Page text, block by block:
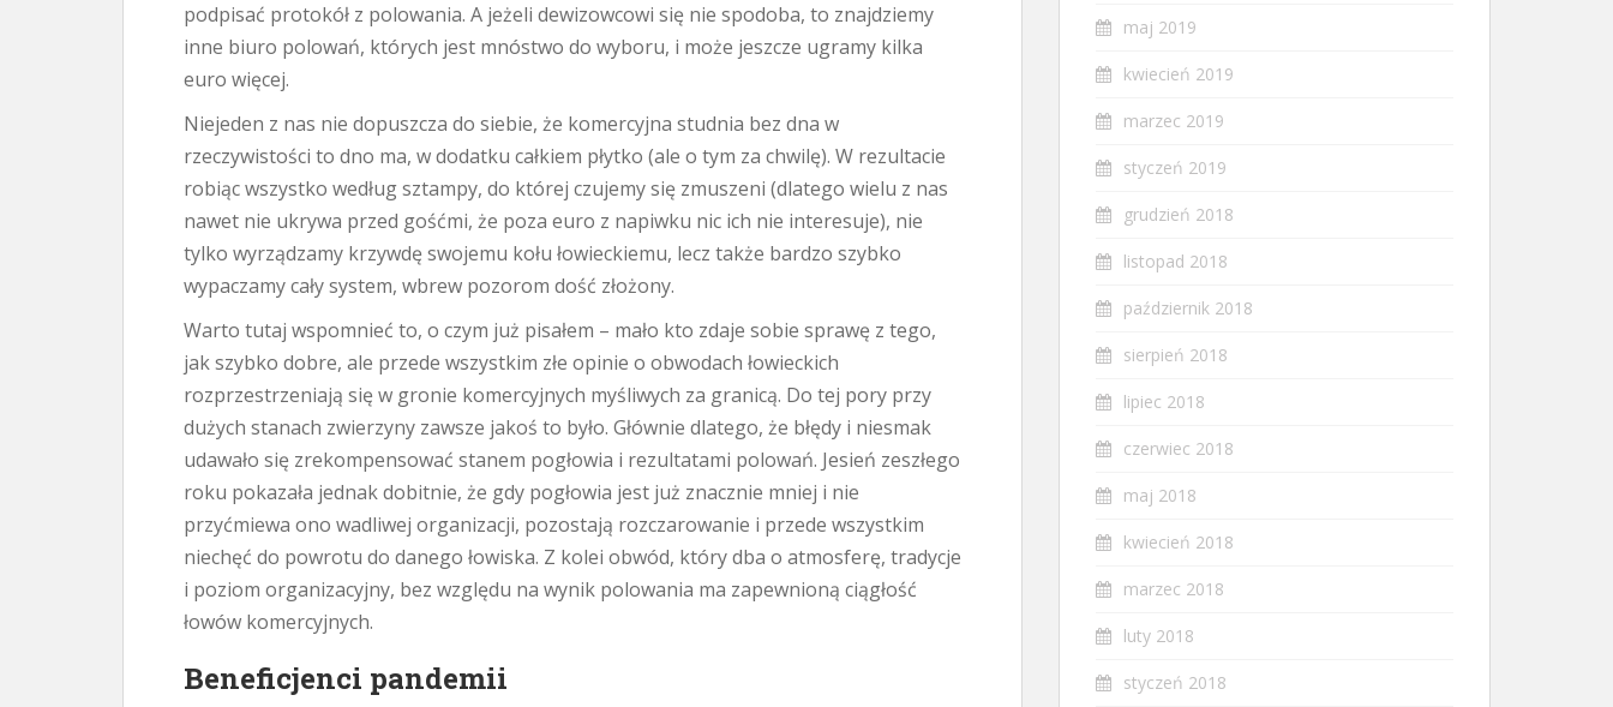
podpisać protokół z polowania. A jeżeli dewizowcowi się nie spodoba, to znajdziemy
inne biuro polowań, których jest mnóstwo do wyboru, i może jeszcze ugramy kilka
euro więcej.
Niejeden z nas nie dopuszcza do siebie, że komercyjna studnia bez dna w
rzeczywistości to dno ma, w dodatku całkiem płytko (ale o tym za chwilę). W rezultacie
robiąc wszystko według sztampy, do której czujemy się zmuszeni (dlatego wielu z nas
nawet nie ukrywa przed gośćmi, że poza euro z napiwku nic ich nie interesuje), nie
tylko wyrządzamy krzywdę swojemu kołu łowieckiemu, lecz także bardzo szybko
wypaczamy cały system, wbrew pozorom dość złożony.
Warto tutaj wspomnieć to, o czym już pisałem – mało kto zdaje sobie sprawę z tego,
jak szybko dobre, ale przede wszystkim złe opinie o obwodach łowieckich
rozprzestrzeniają się w gronie komercyjnych myśliwych za granicą. Do tej pory przy
dużych stanach zwierzyny zawsze jakoś to było. Głównie dlatego, że błędy i niesmak
udawało się zrekompensować stanem pogłowia i rezultatami polowań. Jesień zeszłego
roku pokazała jednak dobitnie, że gdy pogłowia jest już znacznie mniej i nie
przyćmiewa ono wadliwej organizacji, pozostają rozczarowanie i przede wszystkim
niechęć do powrotu do danego łowiska. Z kolei obwód, który dba o atmosferę, tradycje
i poziom organizacyjny, bez względu na wynik polowania ma zapewnioną ciągłość
łowów komercyjnych.
Beneficjenci pandemii
maj 2019
kwiecień 2019
marzec 2019
styczeń 2019
grudzień 2018
listopad 2018
październik 2018
sierpień 2018
lipiec 2018
czerwiec 2018
maj 2018
kwiecień 2018
marzec 2018
luty 2018
styczeń 2018